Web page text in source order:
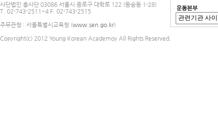
사단법인 흥사단 03086 서울시 종로구 대학로 122 (동숭동 1-28)
T. 02-743-2511~4 F. 02-743-2515
주무관청 : 서울특별시교육청 (www.sen.go.kr)
Copyright(c) 2012 Young Korean Academoy All Rights Reserved.